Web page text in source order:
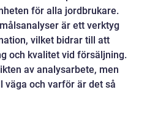
för alla jordbrukare.
är ett verktyg
vilket bidrar till att
och kvalitet vid försäljning.
av analysarbete, men
väga och varför är det så